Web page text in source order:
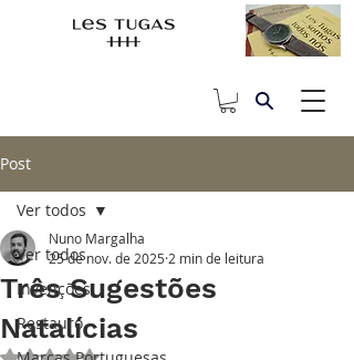
Post
Ver todos
Invenções
Restauro
Ver todos
Três Sugestões
Natalícias
Nuno Margalha
25 de nov. de 2025 2 min de leitura